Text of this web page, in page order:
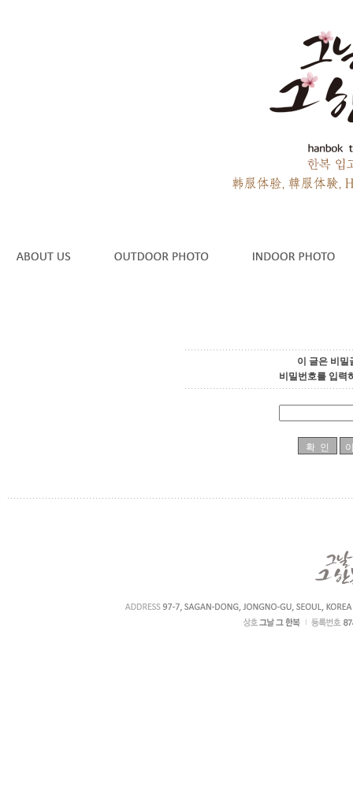
이 글은 비밀
비밀번호를 입력